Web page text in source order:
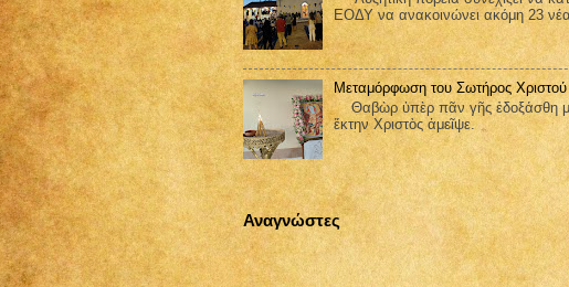
ΕΟΔΥ να ανακοινώνει ακόμη 23
Μεταμόρφωση του Σωτήρος Χριστού
Θαβὼρ ὑπὲρ πᾶν γῆς ἐδοξάσθη
ἕκτην Χριστὸς ἀμεῖψε.
Αναγνώστες